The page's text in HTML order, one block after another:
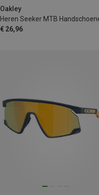
Oakley
Heren Seeker MTB
€ 26,96